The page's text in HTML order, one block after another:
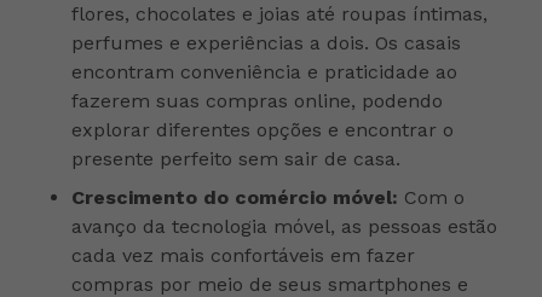
flores, chocolates e joias até roupas íntimas,
perfumes e experiências a dois. Os casais
encontram conveniência e praticidade ao
fazerem suas compras online, podendo
explorar diferentes opções e encontrar o
presente perfeito sem sair de casa.
Crescimento do comércio móvel: Com o
avanço da tecnologia móvel, as pessoas estão
cada vez mais confortáveis em fazer
compras por meio de seus smartphones e